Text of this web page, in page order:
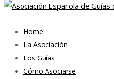
Home
La Asociación
Los Guías
Cómo Asociarse